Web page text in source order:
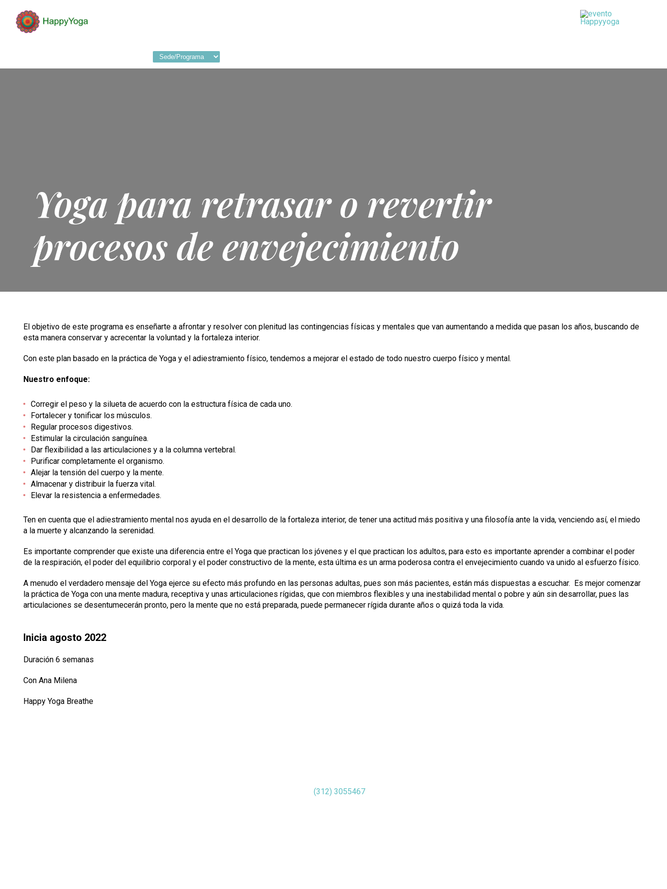
Yoga para retrasar o revertir
procesos de envejecimiento
El objetivo de este programa es enseñarte a afrontar y resolver con plenitud las contingencias físicas y mentales que van aumentando a medida que pasan los años, buscando de
esta manera conservar y acrecentar la voluntad y la fortaleza interior.
Con este plan basado en la práctica de Yoga y el adiestramiento físico, tendemos a mejorar el estado de todo nuestro cuerpo físico y mental.
Nuestro enfoque:
Corregir el peso y la silueta de acuerdo con la estructura física de cada uno.
Fortalecer y tonificar los músculos.
Regular procesos digestivos.
Estimular la circulación sanguínea.
Dar flexibilidad a las articulaciones y a la columna vertebral.
Purificar completamente el organismo.
Alejar la tensión del cuerpo y la mente.
Almacenar y distribuir la fuerza vital.
Elevar la resistencia a enfermedades.
Ten en cuenta que el adiestramiento mental nos ayuda en el desarrollo de la fortaleza interior, de tener una actitud más positiva y una filosofía ante la vida, venciendo así, el miedo
a la muerte y alcanzando la serenidad.
Es importante comprender que existe una diferencia entre el Yoga que practican los jóvenes y el que practican los adultos, para esto es importante aprender a combinar el poder
de la respiración, el poder del equilibrio corporal y el poder constructivo de la mente, esta última es un arma poderosa contra el envejecimiento cuando va unido al esfuerzo físico.
A menudo el verdadero mensaje del Yoga ejerce su efecto más profundo en las personas adultas, pues son más pacientes, están más dispuestas a escuchar. Es mejor comenzar
la práctica de Yoga con una mente madura, receptiva y unas articulaciones rígidas, que con miembros flexibles y una inestabilidad mental o pobre y aún sin desarrollar, pues las
articulaciones se desentumecerán pronto, pero la mente que no está preparada, puede permanecer rígida durante años o quizá toda la vida.
Inicia agosto 2022
Duración 6 semanas
Con Ana Milena
Happy Yoga Breathe
+57(312) 3055467